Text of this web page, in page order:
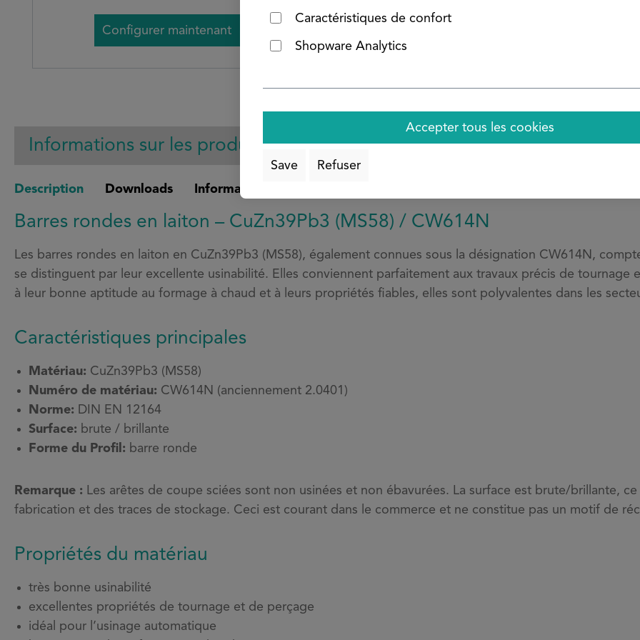
Configurer maintenant
Informations sur les produits
Description Downloads Informations sur la sécurité des produits
Barres rondes en laiton – CuZn39Pb3 (MS58) / CW614N
Les barres rondes en laiton en CuZn39Pb3 (MS58), également connues sous la désignation CW614N,
se distinguent par leur excellente usinabilité. Elles conviennent parfaitement aux travaux précis de tournage
à leur bonne aptitude au formage à chaud et à leurs propriétés fiables, elles sont polyvalentes dans les
Caractéristiques principales
Matériau: CuZn39Pb3 (MS58)
Numéro de matériau: CW614N (anciennement 2.0401)
Norme: DIN EN 12164
Surface: brute / brillante
Forme du Profil: barre ronde
Remarque : Les arêtes de coupe sciées sont non usinées et non ébavurées. La surface est brute/brillante,
fabrication et des traces de stockage. Ceci est courant dans le commerce et ne constitue pas un motif de
Propriétés du matériau
très bonne usinabilité
excellentes propriétés de tournage et de perçage
idéal pour l’usinage automatique
Caractéristiques de confort
Shopware Analytics
Accepter tous les cookies
Save Refuser